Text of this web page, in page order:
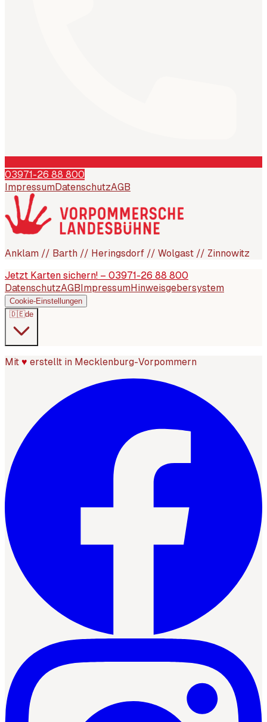
03971-26 88 800
Impressum DatenschutzAGB
Anklam // Barth // Heringsdorf // Wolgast // Zinnowitz
Jetzt Karten sichern! – 03971-26 88 800
DatenschutzAGB ImpressumHinweisgebersystem
Cookie-Einstellungen
🇩🇪de
Mit ♥ erstellt in Mecklenburg-Vorpommern